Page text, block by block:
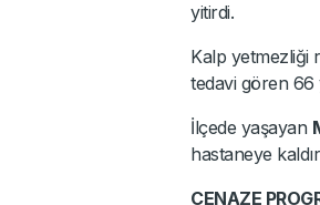
yitirdi.
Kalp yetmezliği
tedavi gören 66
İlçede yaşayan
hastaneye
CENAZE